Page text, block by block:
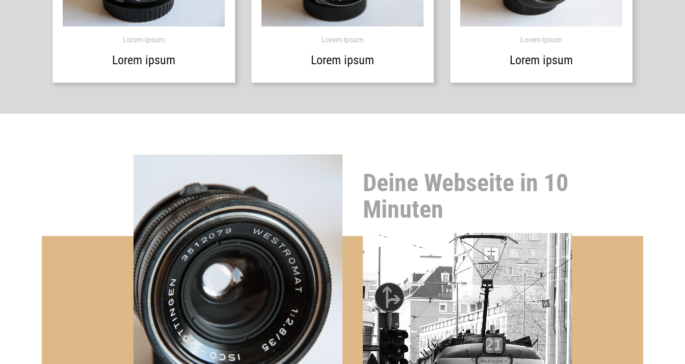
Lorem Ipsum
Lorem ipsum
Lorem Ipsum
Lorem ipsum
Lorem Ipsum
Lorem ipsum
Deine Webseite in 10
Minuten